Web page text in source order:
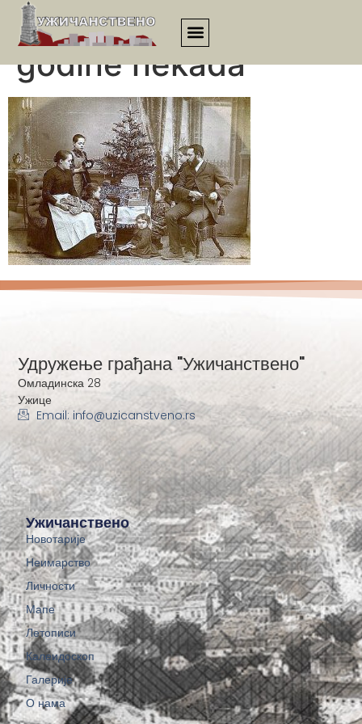
Proslava Nove
godine nekada
Ужичанствено
Новотарије
Неимарство
Личности
Мапе
Летописи
Калеидоскоп
Галерије
О нама
Удружење грађана "Ужичанствено"
Омладинска 28
Ужице
Email: info@uzicanstveno.rs